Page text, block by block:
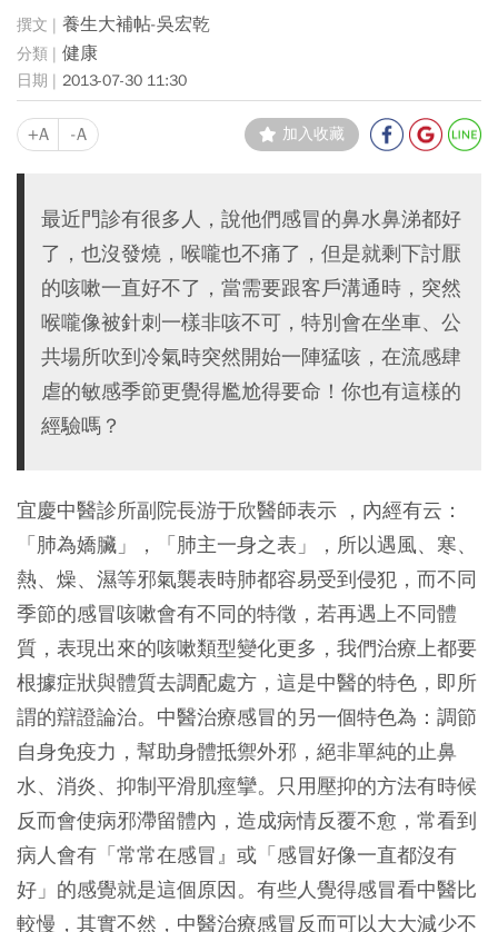
養生大補帖-吳宏乾
健康
2013-07-30 11:30
+A -A 加入收藏
最近門診有很多人，說他們感冒的鼻水鼻涕都好
了，也沒發燒，喉嚨也不痛了，但是就剩下討厭
的咳嗽一直好不了，當需要跟客戶溝通時，突然
喉嚨像被針刺一樣非咳不可，特別會在坐車、公
共場所吹到冷氣時突然開始一陣猛咳，在流感肆
虐的敏感季節更覺得尷尬得要命！你也有這樣的
經驗嗎？
宜慶中醫診所副院長游于欣醫師表示 ，內經有云：
「肺為嬌臟」，「肺主一身之表」，所以遇風、寒、
熱、燥、濕等邪氣襲表時肺都容易受到侵犯，而不同
季節的感冒咳嗽會有不同的特徵，若再遇上不同體
質，表現出來的咳嗽類型變化更多，我們治療上都要
根據症狀與體質去調配處方，這是中醫的特色，即所
謂的辯證論治。中醫治療感冒的另一個特色為：調節
自身免疫力，幫助身體抵禦外邪，絕非單純的止鼻
水、消炎、抑制平滑肌痙攣。只用壓抑的方法有時候
反而會使病邪滯留體內，造成病情反覆不愈，常看到
病人會有「常常在感冒』或「感冒好像一直都沒有
好」的感覺就是這個原因。有些人覺得感冒看中醫比
較慢，其實不然，中醫治療感冒反而可以大大減少不